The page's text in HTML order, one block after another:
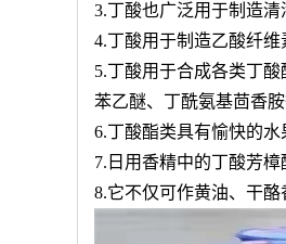
3.丁酸也广泛用于制造清
4.丁酸用于制造乙酸纤维
5.丁酸用于合成各类丁
苯乙醚、丁酰氨基茴香
6.丁酸酯类具有愉快的
7.日用香精中的丁酸芳
8.它不仅可作黄油、干